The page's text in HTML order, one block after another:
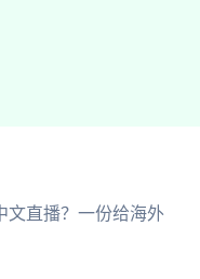
文直播？一份给海外